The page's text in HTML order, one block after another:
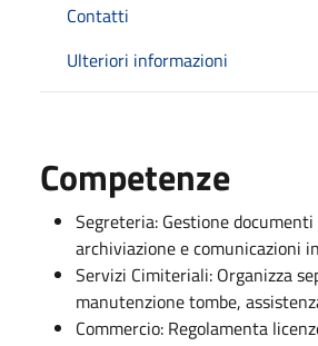
Contatti
Ulteriori informazioni
Competenze
Segreteria: Gestione
archiviazione e comunicazioni
Servizi Cimiteriali: Organizza
manutenzione tombe,
Commercio: Regolamenta